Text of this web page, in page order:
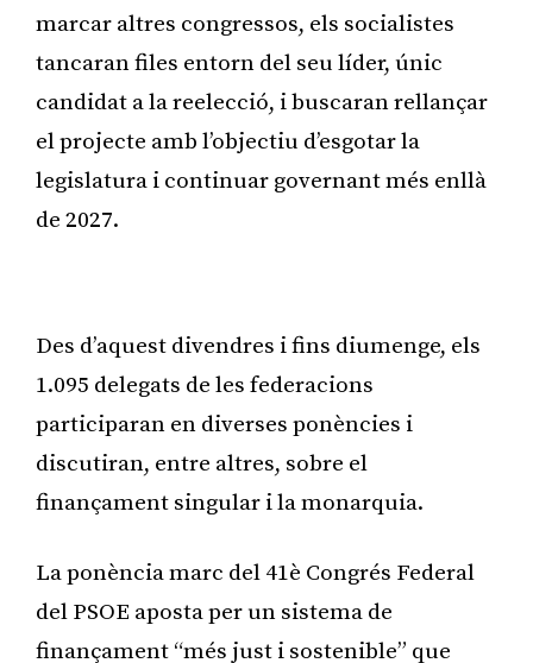
marcar altres congressos, els socialistes
tancaran files entorn del seu líder, únic
candidat a la reelecció, i buscaran rellançar
el projecte amb l’objectiu d’esgotar la
legislatura i continuar governant més enllà
de 2027.
Des d’aquest divendres i fins diumenge, els
1.095 delegats de les federacions
participaran en diverses ponències i
discutiran, entre altres, sobre el
finançament singular i la monarquia.
La ponència marc del 41è Congrés Federal
del PSOE aposta per un sistema de
finançament “més just i sostenible” que